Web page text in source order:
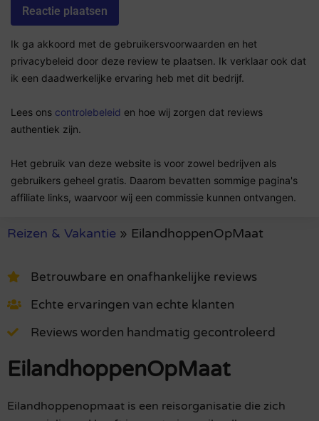
Ik ga akkoord met de gebruikersvoorwaarden en het
privacybeleid door deze review te plaatsen. Ik verklaar ook dat
ik een daadwerkelijke ervaring heb met dit bedrijf.
Lees ons controlebeleid en hoe wij zorgen dat reviews
authentiek zijn.
Het gebruik van deze website is voor zowel bedrijven als
gebruikers geheel gratis. Daarom bevatten sommige pagina's
affiliate links, waarvoor wij een commissie kunnen ontvangen.
Reizen & Vakantie » EilandhoppenOpMaat
Betrouwbare en onafhankelijke reviews
Echte ervaringen van echte klanten
Reviews worden handmatig gecontroleerd
EilandhoppenOpMaat
Eilandhoppenopmaat is een reisorganisatie die zich